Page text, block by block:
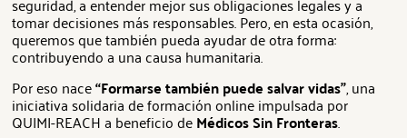
tomar decisiones más responsables. Pero, en esta ocasión,
queremos que también pueda ayudar de otra forma:
contribuyendo a una causa humanitaria.
Por eso nace“Formarse también puede salvar vidas”, una
iniciativa solidaria de formación online impulsada por
QUIMI-REACH a beneficio deMédicos Sin Fronteras.